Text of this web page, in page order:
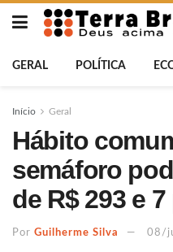
GERAL POLÍTICA
Início Geral
Hábito
semáforo
de R$ 293 e
Por Guilherme Silva 08/